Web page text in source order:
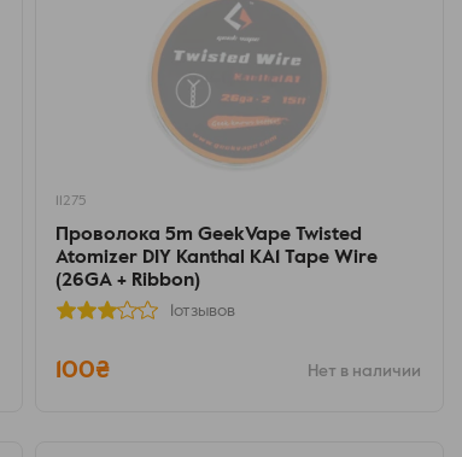
11275
Проволока 5m GeekVape Twisted
Atomizer DIY Kanthal KA1 Tape Wire
(26GA + Ribbon)
1отзывов
100₴ Нет в наличии